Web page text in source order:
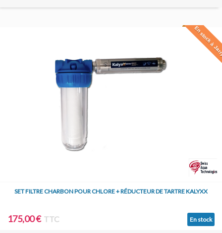
En stock à
SET FILTRE CHARBON POUR CHLORE + RÉDUCTEUR DE TARTRE KALYXX
175,00 € TTC En stock